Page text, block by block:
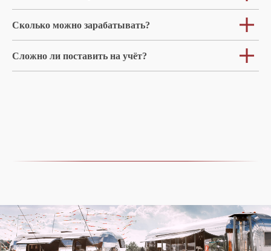
Сколько можно зарабатывать?
Сложно ли поставить на учёт?